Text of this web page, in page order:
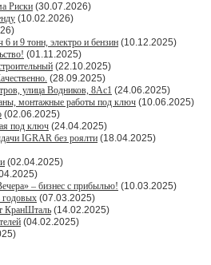
Риски (30.07.2026)
(10.02.2026)
и 9 тонн, электро и бензин (10.12.2025)
(01.11.2025)
(22.10.2025)
(28.09.2025)
улица Водников, 8Ас1 (24.06.2025)
монтажные работы под ключ (10.06.2025)
(02.06.2025)
под ключ (24.04.2025)
IGRAR без роялти (18.04.2025)
(02.04.2025)
– бизнес с прибылью! (10.03.2025)
годовых (07.03.2025)
КранШталь (14.02.2025)
(04.02.2025)